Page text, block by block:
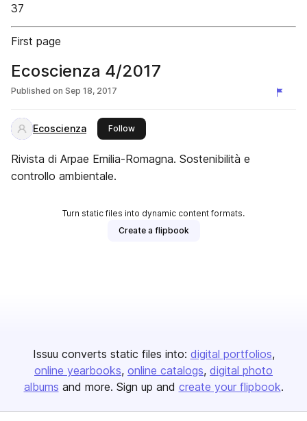
37
First page
Ecoscienza 4/2017
Published on Sep 18, 2017
Ecoscienza Followthis publisher
Rivista di Arpae Emilia-Romagna. Sostenibilità e
controllo ambientale.
Turn static files into dynamic content formats.
Create a flipbook
Issuu converts static files into: digital portfolios
online yearbooks online catalogs digital photo
albums and more. Sign up and create your flipbook.